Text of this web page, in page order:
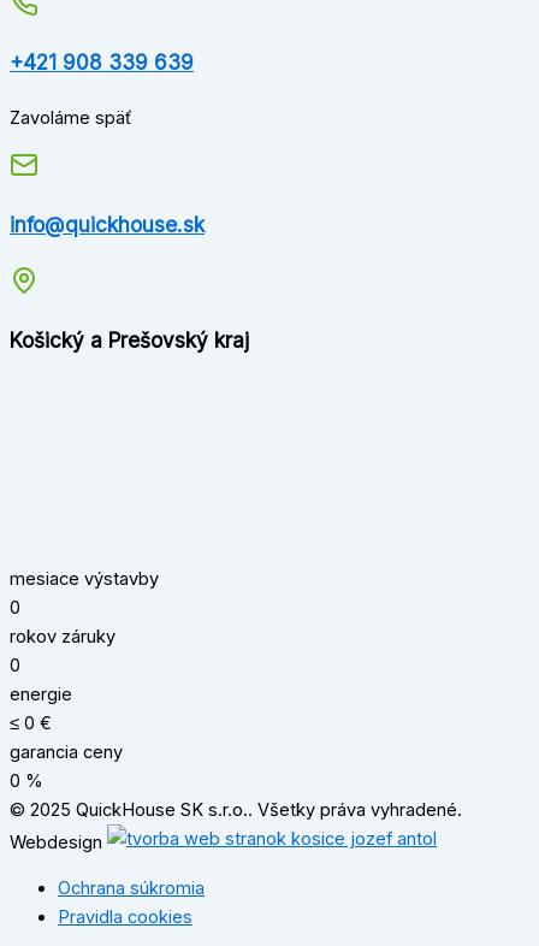
+421 908 339 639
Zavoláme späť
info@quickhouse.sk
Košický a Prešovský kraj
mesiace výstavby
0
rokov záruky
0
energie
≤ 0 €
garancia ceny
0 %
© 2025 QuickHouse SK s.r.o.. Všetky práva vyhradené.
Webdesign
Ochrana súkromia
Pravidla cookies